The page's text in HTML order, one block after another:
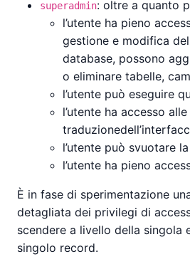
superadmin: oltre a quanto
l’utente ha pieno
gestione e modifica
database, possono
o eliminare tabelle,
l’utente può eseguire
l’utente ha accesso
l’utente può svuotare
l’utente ha pieno
È in fase di sperimentazione
detagliata dei privilegi di
scendere a livello della singola
singolo record.